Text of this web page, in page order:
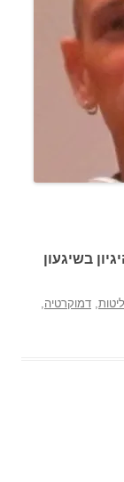
בשיגעון
,דמוקרטיה,